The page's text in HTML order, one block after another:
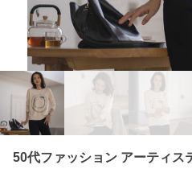
50代ファッション アーティス